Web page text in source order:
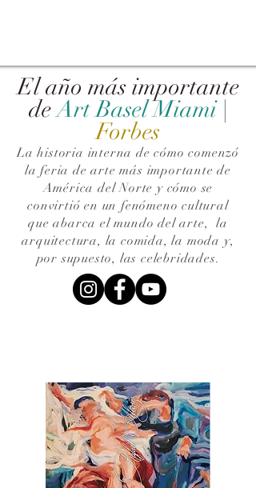
El año más importante
de Art Basel Miami |
Forbes
La historia interna de cómo comenzó
la feria de arte más importante de
América del Norte y cómo se
convirtió en un fenómeno cultural
que abarca el mundo del arte,la
arquitectura, la comida, la moda y,
por supuesto, las celebridades.